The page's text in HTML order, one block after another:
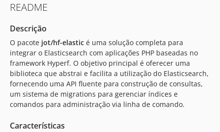
v0.17.29
v0.17.27
v0.17.26
v0.17.25
v0.17.24
v0.17.23
v0.17.22
v0.17.11
README
Descrição
O pacote jot/hf-elastic é uma solução completa para
integrar o Elasticsearch com aplicações PHP baseadas no
framework Hyperf. O objetivo principal é oferecer uma
biblioteca que abstrai e facilita a utilização do Elasticsearch,
fornecendo uma API fluente para construção de consultas,
um sistema de migrations para gerenciar índices e
comandos para administração via linha de comando.
Características